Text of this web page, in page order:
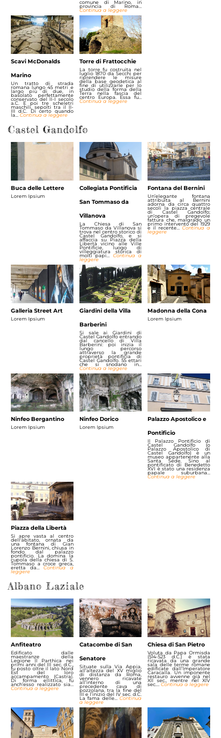
comune di Marino, in
provincia di Roma…
Continua a leggere
Scavi McDonalds
Marino
Un tratto di strada
romana lungo 45 metri e
largo più di due, in
basolato perfettamente
conservato del II-I secolo
a.C. E poi tre scheletri
maschili, sepolti tra il II-
III d.C. Di certo quando
la… Continua a leggere
Torre di Frattocchie
La torre fu costruita nel
luglio 1870 da Secchi per
riprendere le misure
della base geodetica al
fine di utilizzarle per lo
studio della forma della
Terra nella fascia del
centro Europa. Essa fu…
Continua a leggere
Castel Gandolfo
Buca delle Lettere
Lorem Ipsium
Collegiata Pontificia
San Tommaso da
Villanova
La Chiesa di San
Tommaso da Villanova si
trova nel centro storico di
Castel Gandolfo, e si
affaccia su Piazza della
Libertà vicino alle Ville
Pontificie, luogo di
villeggiatura storica di
molti papi… Continua a
leggere
Fontana del Bernini
Un’elegante fontana
attribuita al Bernini
adorna da circa quattro
secoli la piazza centrale
di Castel Gandolfo;
un’opera di pregevole
fattura che, malgrado un
primo intervento del 1929
e il recente…Continua a
leggere
Galleria Street Art
Lorem Ipsium
Giardini della Villa
Barberini
Si sale ai Giardini di
Castel Gandolfo entrando
dal cancello di Villa
Barberini: poi inizia il
lungo percorso
attraverso la grande
proprietà pontificia di
Castel Gandolfo. 55 ettari
che si snodano in…
Continua a leggere
Madonna della Cona
Lorem Ipsium
Ninfeo Bergantino
Lorem Ipsium
Ninfeo Dorico
Lorem Ipsium
Palazzo Apostolico e
Pontificio
Il Palazzo Pontificio di
Castel Gandolfo (o
Palazzo Apostolico di
Castel Gandolfo) è un
museo appartenente alla
Santa Sede. Sino al
pontificato di Benedetto
XVI è stato una residenza
papale suburbana…
Continua a leggere
Piazza della Libertà
Si apre vasta al centro
dell'abitato, ornata da
una fontana di Gian
Lorenzo Bernini, chiusa in
fondo dal palazzo
pontificio. La domina la
cupola della chiesa di S.
Tommaso a croce greca,
eretta da…Continua a
leggere
Albano Laziale
Anfiteatro
Edificato dalle
maestranze della
Legione II Parthica nei
primi anni del III sec. d.C.,
fu posto oltre il lato Nord
Est del loro
accampamento (Castra).
Di forma ellittica, fu
anch’esso realizzato sia…
Continua a leggere
Catacombe di San
Senatore
Situate sulla Via Appia,
all’altezza del XV miglio
di distanza da Roma,
vennero ricavate
all’interno di una
precedente cava di
pozzolana, tra la fine del
III e l’inizio del IV sec. d.C.
La fama delle…Continua
a leggere
Chiesa di San Pietro
Voluta da Papa Ormisda
(514-523 d.C.) è stata
ricavata da una grande
sala delle terme romane
edificate dall’Imperatore
Caracalla. Un imponente
restauro avvenne già nel
XII sec., mentre nel XIV
sec.…Continua a leggere